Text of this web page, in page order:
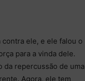
contra ele, e ele falou o
para a vinda dele.
da repercussão de uma
Agora, ele tem